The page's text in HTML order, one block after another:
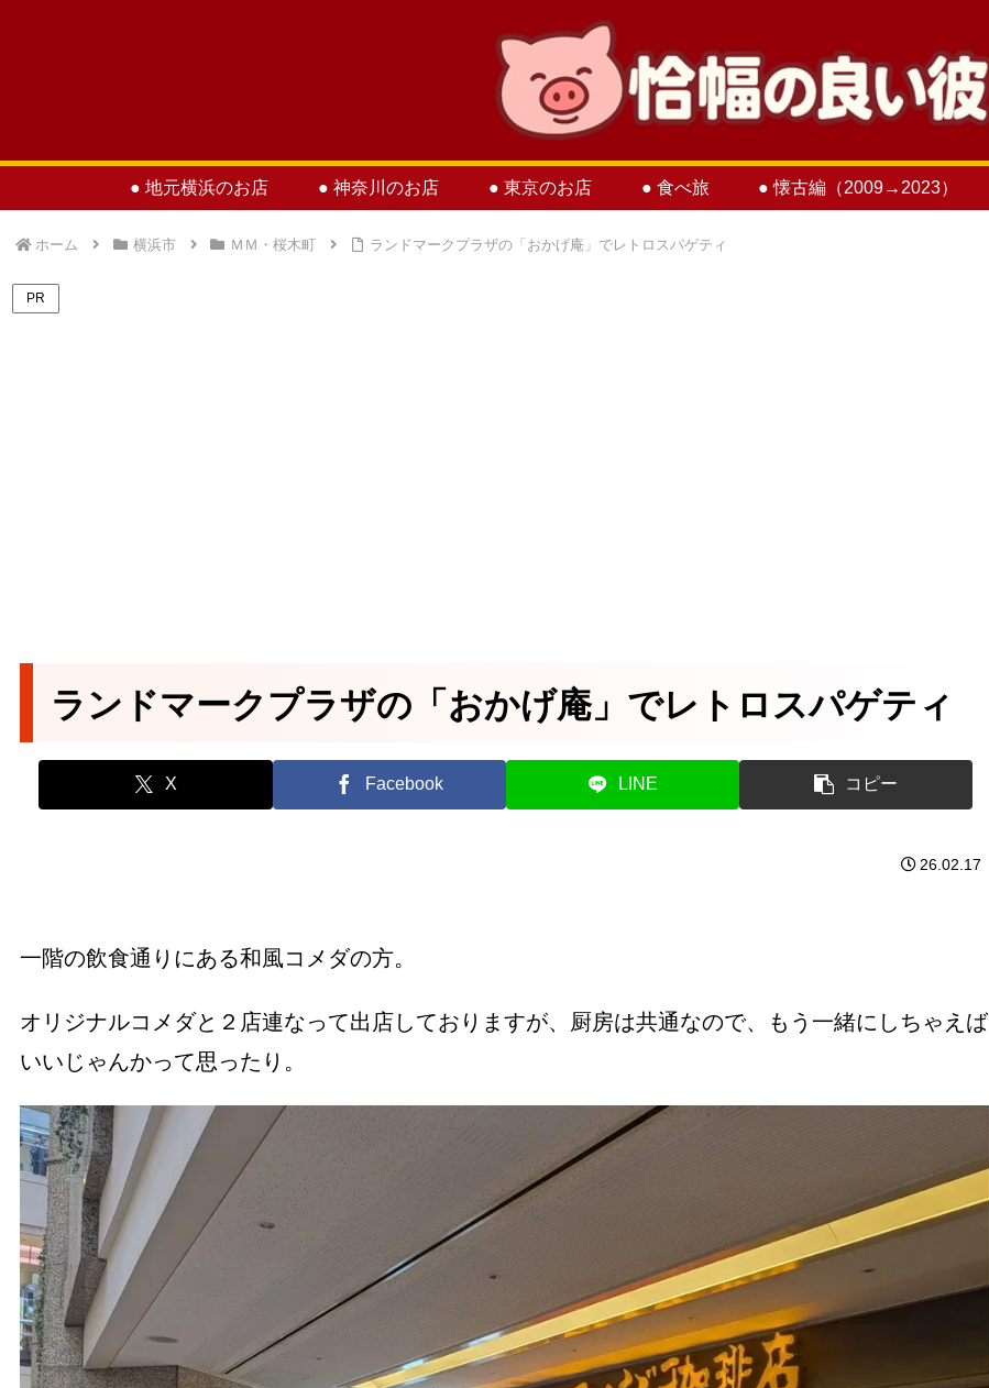
● 地元横浜のお店 ● 神奈川のお店 ● 東京のお店 ● 食べ旅 ● 懐古編（2009→2023）
ホーム 横浜市 ＭＭ・桜木町 ランドマークプラザの「おかげ庵」でレトロスパゲティ
PR
ランドマークプラザの「おかげ庵」でレトロスパゲティ
X Facebook LINE コピー
26.02.17
一階の飲食通りにある和風コメダの方。
オリジナルコメダと２店連なって出店しておりますが、厨房は共通なので、もう一緒にしちゃえば
いいじゃんかって思ったり。